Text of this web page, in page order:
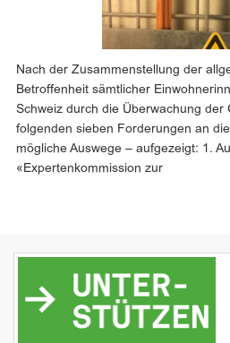
Nach der Zusammenstellung der
Betroffenheit sämtlicher
Schweiz durch die Überwachung der
folgenden sieben Forderungen an
mögliche Auswege – aufgezeigt: 1.
«Expertenkommission zur